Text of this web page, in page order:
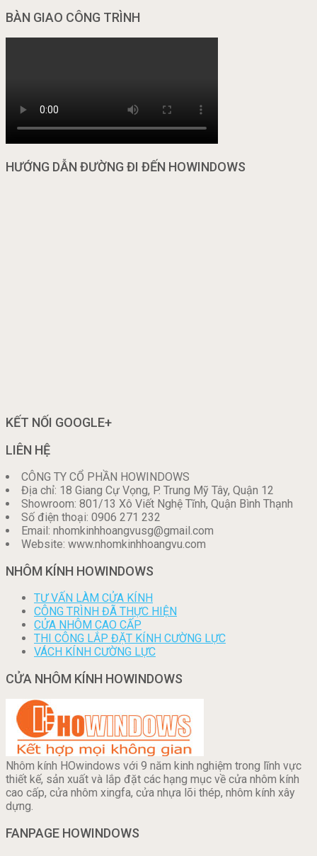
BÀN GIAO CÔNG TRÌNH
HƯỚNG DẪN ĐƯỜNG ĐI ĐẾN HOWINDOWS
KẾT NỐI GOOGLE+
LIÊN HỆ
CÔNG TY CỔ PHẦN HOWINDOWS
Địa chỉ: 18 Giang Cự Vọng, P. Trung Mỹ Tây, Quận 12
Showroom: 801/13 Xô Viết Nghệ Tĩnh, Quận Bình Thạnh
Số điện thoại: 0906 271 232
Email: nhomkinhhoangvusg@gmail.com
Website: www.nhomkinhhoangvu.com
NHÔM KÍNH HOWINDOWS
TƯ VẤN LÀM CỬA KÍNH
CÔNG TRÌNH ĐÃ THỰC HIỆN
CỬA NHÔM CAO CẤP
THI CÔNG LẮP ĐẶT KÍNH CƯỜNG LỰC
VÁCH KÍNH CƯỜNG LỰC
CỬA NHÔM KÍNH HOWINDOWS
Nhôm kính HOwindows với 9 năm kinh nghiệm trong lĩnh vực
thiết kế, sản xuất và lắp đặt các hạng mục về cửa nhôm kính
cao cấp, cửa nhôm xingfa, cửa nhựa lõi thép, nhôm kính xây
dựng.
FANPAGE HOWINDOWS